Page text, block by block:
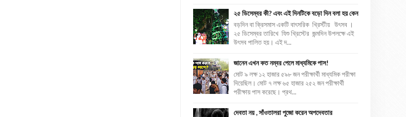
২৫ ডিসেম্বর কী? এবং এই দিনটিকে বড়ো দিন বলা হয় কেন
বড়দিন বা ক্রিসমাস একটি বাৎসরিক খ্রিস্টীয় উৎসব ।
২৫ ডিসেম্বর তারিখে যিশু খ্রিস্টের জন্মদিন উপলক্ষে এই
উৎসব পালিত হয়। এই দ...
জানেন এখন কত নম্বর পেলে মাধ্যমিকে পাস!
মোট ৯ লক্ষ ১২ হাজার ৫৯৮ জন পরীক্ষার্থী মাধ্যমিক পরীক্ষা
দিয়েছিল। মোট ৭ লক্ষ ৬৫ হাজার ২৫২ জন পরীক্ষার্থী
পরীক্ষায় পাস করেছে। প্রথ...
দেবতা নয় , সাঁওতালরা পুজো করেন অপদেবতার